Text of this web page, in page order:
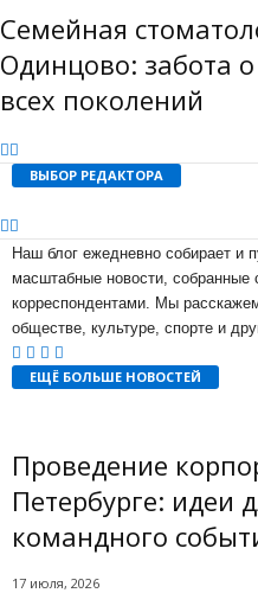
Семейная
Одинцово: забота
всех поколений
ВЫБОР РЕДАКТОРА
Наш блог ежедневно собирает и
масштабные новости, собранные
корреспондентами. Мы
обществе, культуре, спорте и
ЕЩЁ БОЛЬШЕ НОВОСТЕЙ
Проведение
Петербурге: идеи
командного
17 июля, 2026